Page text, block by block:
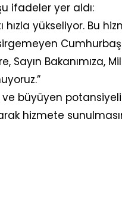
ifadeler yer aldı:
hızla yükseliyor. Bu
Sayın Bakanımıza,
ve büyüyen
hizmete